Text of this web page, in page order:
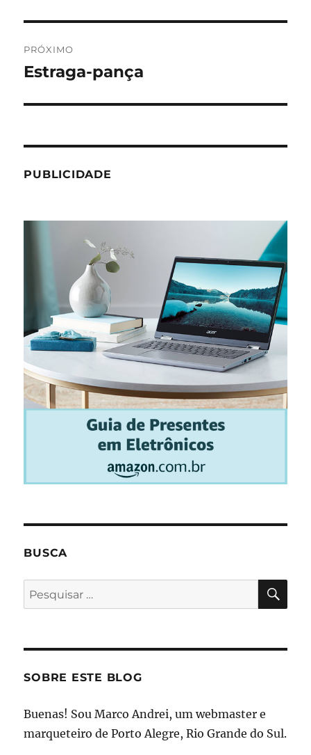
PRÓXIMO
Próximo
Estraga-pança
PUBLICIDADE
BUSCA
Pesquisar
por:
SOBRE ESTE BLOG
Buenas! Sou Marco Andrei, um webmaster e
marqueteiro de Porto Alegre, Rio Grande do Sul.